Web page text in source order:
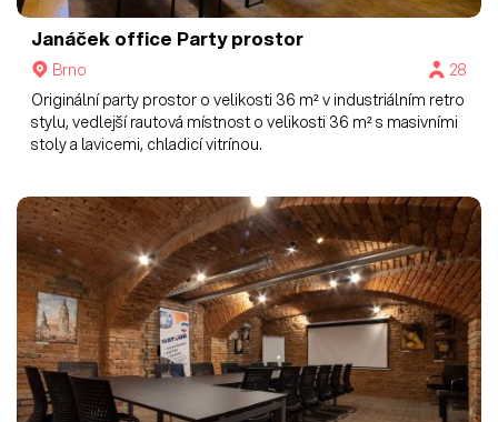
Janáček office Party prostor
Brno
28
Originální party prostor o velikosti 36 m² v industriálním retro
stylu, vedlejší rautová místnost o velikosti 36 m² s masivními
stoly a lavicemi, chladicí vitrínou.